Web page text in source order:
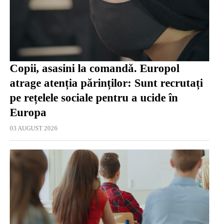
Copii, asasini la comandă. Europol
atrage atenția părinților: Sunt recrutați
pe rețelele sociale pentru a ucide în
Europa
03 AUGUST 2026